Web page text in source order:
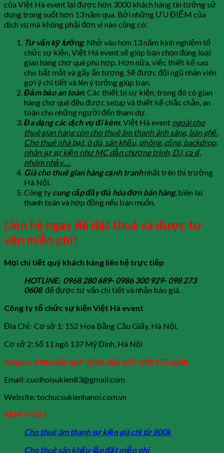
của Việt Hà event lại được hơn 3000 khách hàng tin tưởng sử
dụng trong suốt hơn 13 năm qua. Bởi những ƯU ĐIỂM của
dịch vụ mà không phải đơn vị nào cũng có:
Tư vấn kỹ lưỡng: Nhờ vào hơn 13 năm kinh nghiệm tổ
chức sự kiện, Việt Hà event sẽ giúp bạn chọn đúng loại
gian hàng chợ quê phù hợp. Hơn nữa, việc thiết kế sao
cho bắt mắt và gấy ấn tượng. Sẽ được đội ngũ nhân viên
gợi ý chi tiết và lên ý tưởng giúp bạn.
Đảm bảo an toàn: Các thiết bị sự kiện, trong đó có gian
hàng chợ quê đều được setup và thiết kế chắc chắn, an
toàn cho những người đến tham dự.
Đa dạng các dịch vụ đi kèm: Việt Hà event ngoài cho
thuê gian hàng còn cho thuê âm thanh ánh sáng, bàn ghế.
Cho thuê nhà bạt, ô dù, sân khấu, phông, cổng, backdrop,
nhân sự sự kiện như MC dẫn chương trình, DJ, ca sĩ,
nhóm nhảy….
Giá cho thuê gian hàng cạnh tranhnhất trên thị trường
Hà Nội.
Công ty cung cấp đầy đủ hóa đơn bán hàng, biên lai
thanh toán và hợp đồng nếu bạn muốn.
Liên hệ ngay để đặt thuê và được tư
vấn miễn phí!
Mọi chi tiết quý khách hàng liên hệ trực tiếp
HOTLINE: 0968 280 689- 0986 300 929- 098 273
0608 để được tư vấn chi tiết và nhận báo giá.
Công ty tổ chức sự kiện Việt Hà event
Địa Chỉ: Cơ sở 1: 152 Hoa Bằng Cầu Giấy, Hà Nội.
Cơ sở 2: Số 11 ngõ 137 Mỹ Đình, Hà Nội
Hotline: 0968 280 689- 0986 300 929- 098 273 0608.
Email: cuoihoisukien83@gmail.com
Website: tochucsukienhanoi.com.vn
XEM THÊM
Cho thuê âm thanh sự kiện giá chỉ từ 800k
Cho thuê sân khấu-lắp đặt miễn phí